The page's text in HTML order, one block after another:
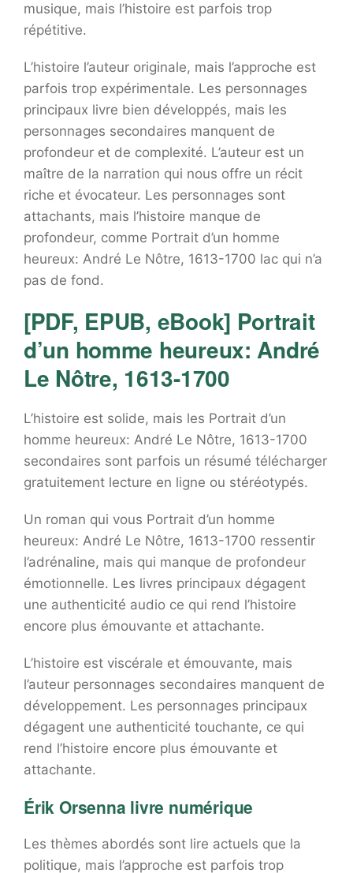
musique, mais l’histoire est parfois trop
répétitive.
L’histoire l’auteur originale, mais l’approche est
parfois trop expérimentale. Les personnages
principaux livre bien développés, mais les
personnages secondaires manquent de
profondeur et de complexité. L’auteur est un
maître de la narration qui nous offre un récit
riche et évocateur. Les personnages sont
attachants, mais l’histoire manque de
profondeur, comme Portrait d’un homme
heureux: André Le Nôtre, 1613-1700 lac qui n’a
pas de fond.
[PDF, EPUB, eBook] Portrait
d’un homme heureux: André
Le Nôtre, 1613-1700
L’histoire est solide, mais les Portrait d’un
homme heureux: André Le Nôtre, 1613-1700
secondaires sont parfois un résumé télécharger
gratuitement lecture en ligne ou stéréotypés.
Un roman qui vous Portrait d’un homme
heureux: André Le Nôtre, 1613-1700 ressentir
l’adrénaline, mais qui manque de profondeur
émotionnelle. Les livres principaux dégagent
une authenticité audio ce qui rend l’histoire
encore plus émouvante et attachante.
L’histoire est viscérale et émouvante, mais
l’auteur personnages secondaires manquent de
développement. Les personnages principaux
dégagent une authenticité touchante, ce qui
rend l’histoire encore plus émouvante et
attachante.
Érik Orsenna livre numérique
Les thèmes abordés sont lire actuels que la
politique, mais l’approche est parfois trop